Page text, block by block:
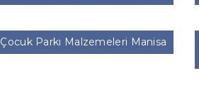
Çocuk Parkı Malzemeleri Manisa